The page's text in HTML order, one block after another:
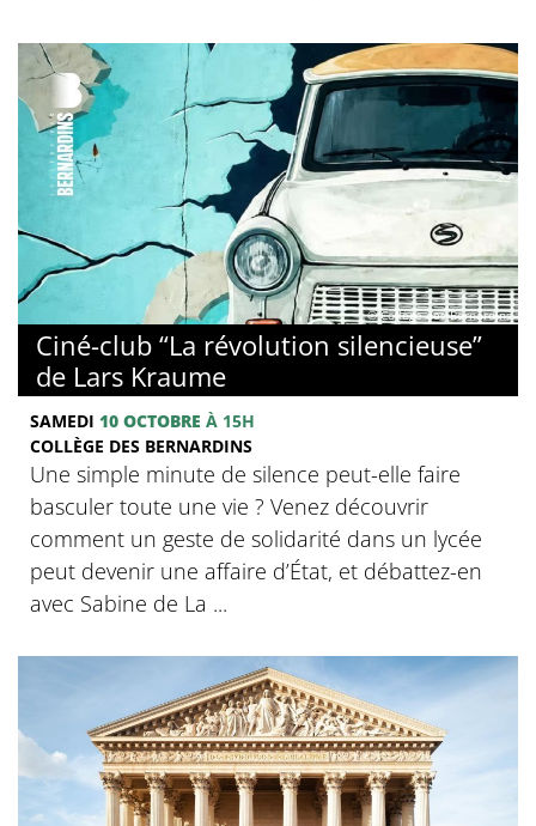
© Collège des Bernardins
Ciné-club “La révolution silencieuse”
de Lars Kraume
SAMEDI 10 OCTOBRE À 15H
COLLÈGE DES BERNARDINS
Une simple minute de silence peut-elle faire
basculer toute une vie ? Venez découvrir
comment un geste de solidarité dans un lycée
peut devenir une affaire d’État, et débattez-en
avec Sabine de La ...